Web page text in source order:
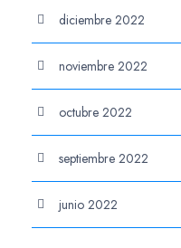
diciembre 2022
noviembre 2022
octubre 2022
septiembre 2022
junio 2022